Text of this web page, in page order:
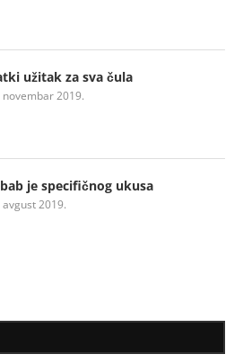
užitak za sva čula
novembar 2019.
je specifičnog ukusa
avgust 2019.